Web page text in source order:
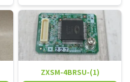
ZXSM-4BRSU-(1)